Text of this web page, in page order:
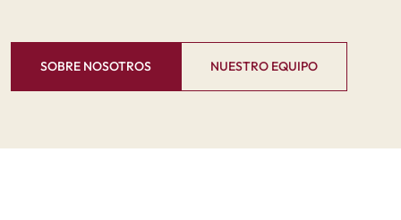
SOBRE NOSOTROS NUESTRO EQUIPO